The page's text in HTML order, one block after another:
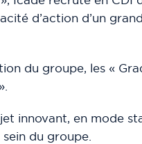
d’action d’un
du groupe, les «
innovant, en mode
du groupe.